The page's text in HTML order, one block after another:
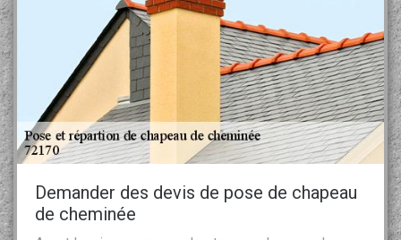
Demander des devis de pose de chapeau
de cheminée